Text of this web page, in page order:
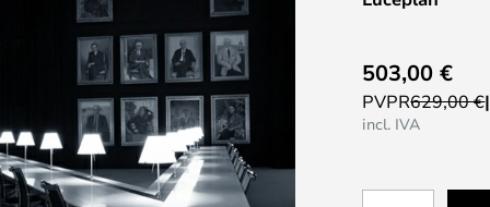
503,00 €
PVPR629,00 €
incl. IVA